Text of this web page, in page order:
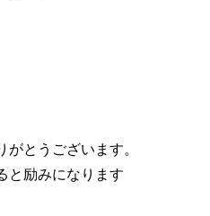
とうございます。
と励みになります